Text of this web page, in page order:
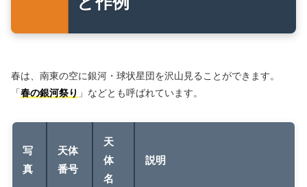
春は、南東の空に銀河・球状星団を沢山見ることができます。
「春の銀河祭り 」などとも呼ばれています。
写
真
天体
番号
天
体
名
説明